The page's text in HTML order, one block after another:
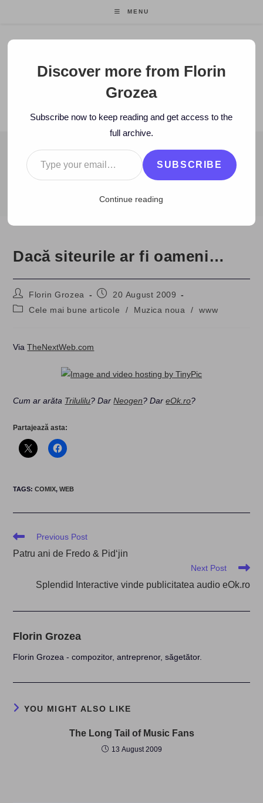
MENU
Florin Grozea
ENTREPRENEUR. FOUNDER/CEO MOCAPP.
BLOG
2009 > August > 20 > www Dacă siteurile ar fi oameni…
Dacă siteurile ar fi oameni…
Post
author:
Florin Grozea
Post20 August 2009
PostCele mai bune articole / Muzica noua / www
ViaTheNextWeb.com
Cum ar arăta Trilulilu? DarNeogen? DareOk.ro?
Partajează asta:
TAGS:COMIX, WEB
Read
articles
Previous Post
Patru ani de Fredo & Pid‘jin
Next Post
Splendid Interactive vinde publicitatea audio eOk.ro
Florin Grozea
Florin Grozea - compozitor, antreprenor, săgetător.
YOU MIGHT ALSO LIKE
The Long Tail of Music Fans
13 August 2009
Discover more from Florin
Grozea
Subscribe now to keep reading and get access to the
full archive.
Type your email…
SUBSCRIBE
Continue reading